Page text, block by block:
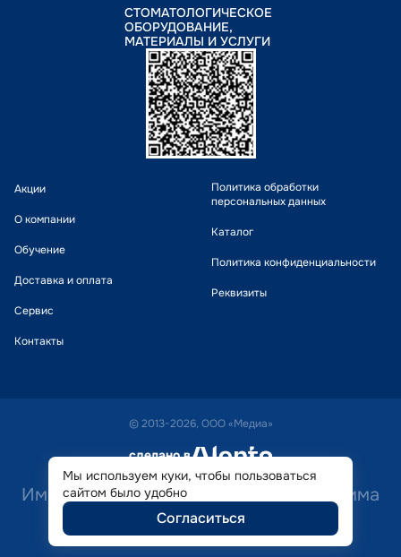
СТОМАТОЛОГИЧЕСКОЕ
ОБОРУДОВАНИЕ,
МАТЕРИАЛЫ И УСЛУГИ
Акции
О компании
Обучение
Доставка и оплата
Сервис
Контакты
Политика обработки
персональных данных
Каталог
Политика конфиденциальности
Реквизиты
© 2013-2026, ООО «Медиа»
сделано в alente
Имеются противопоказания. Необходима
консультация специалиста.
Мы используем куки, чтобы пользоваться
сайтом было удобно
Согласиться